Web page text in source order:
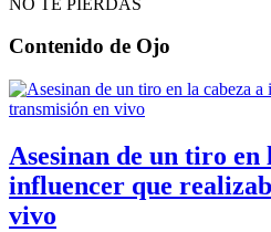
Contenido de Ojo
Asesinan de un tiro en
influencer que
vivo